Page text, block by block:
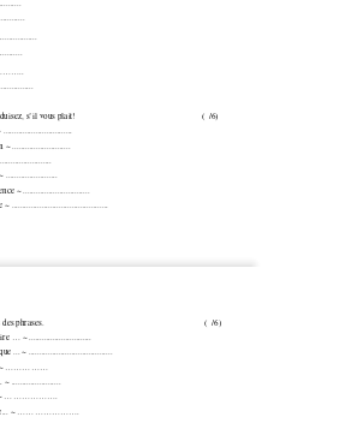
s’il vous plait!
(  /6)
................................
~ ...........................
........................
~ ...............................
~ .............................................
(  /6)
... ~ .............................
... ~ .......................................
~ ...............
~ .......................
...................
~ ......................